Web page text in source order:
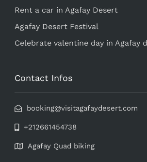
Rent a car in Agafay Desert
Agafay Desert Festival
Celebrate valentine day in Agafay
Contact Infos
booking@visitagafaydesert.com
+212661454738
Agafay Quad biking